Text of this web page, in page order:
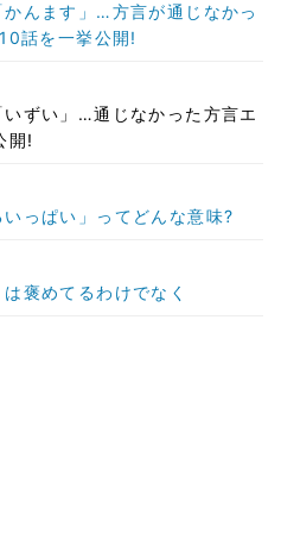
かんます」…方言が通じなかっ
話を一挙公開!
いずい」…通じなかった方言エ
開!
いっぱい」ってどんな意味?
褒めてるわけでなく